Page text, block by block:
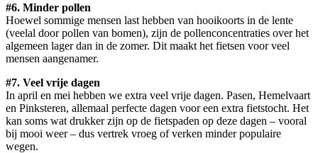
#6. Minder pollen
Hoewel sommige mensen last hebben van hooikoorts in de lente
(veelal door pollen van bomen), zijn de pollenconcentraties over het
algemeen lager dan in de zomer. Dit maakt het fietsen voor veel
mensen aangenamer.
#7. Veel vrije dagen
In april en mei hebben we extra veel vrije dagen. Pasen, Hemelvaart
en Pinksteren, allemaal perfecte dagen voor een extra fietstocht. Het
kan soms wat drukker zijn op de fietspaden op deze dagen – vooral
bij mooi weer – dus vertrek vroeg of verken minder populaire
wegen.